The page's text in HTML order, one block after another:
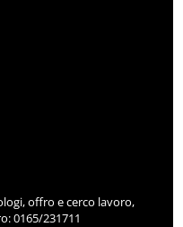
offro e cerco lavoro,
0165/231711